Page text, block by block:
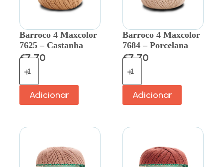
Barroco 4 Maxcolor
7625 – Castanha
€7.70
Adicionar
Barroco 4 Maxcolor
7684 – Porcelana
€7.70
Adicionar